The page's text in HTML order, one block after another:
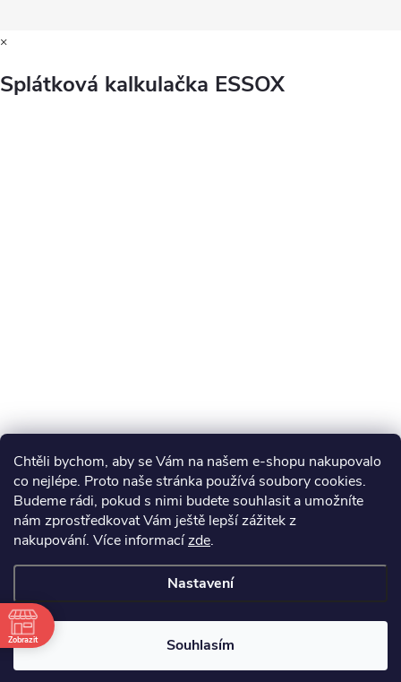
Chtěli bychom, aby se Vám na našem e-shopu nakupovalo
co nejlépe. Proto naše stránka používá soubory cookies.
Budeme rádi, pokud s nimi budete souhlasit a umožníte
nám zprostředkovat Vám ještě lepší zážitek z
nakupování. Více informacízde.
Nastavení
Souhlasím
×
Splátková kalkulačka ESSOX
Zobrazit